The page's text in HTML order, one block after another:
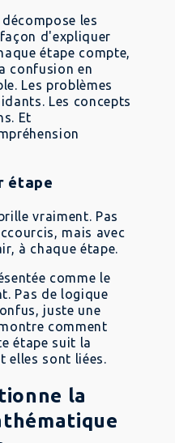
les
d'expliquer
étape compte,
confusion en
Les problèmes
Les concepts
Et
étape
vraiment. Pas
mais avec
à chaque étape.
comme le
Pas de logique
juste une
comment
étape suit la
elles sont liées.
la